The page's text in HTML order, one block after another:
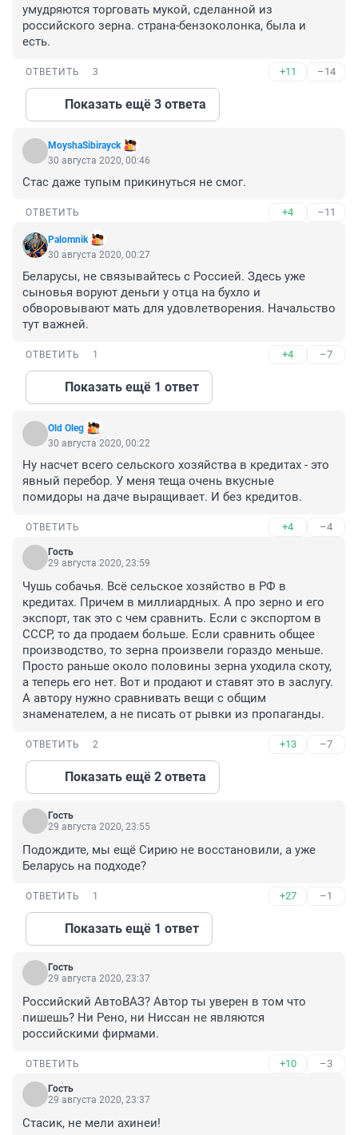
умудряются торговать мукой, сделанной из
российского зерна. страна-бензоколонка, была и
есть.
ОТВЕТИТЬ 3 +11 –14
Показать ещё 3 ответа
MoyshaSibirayck
30 августа 2020, 00:46
Стас даже тупым прикинуться не смог.
ОТВЕТИТЬ +4 –11
Palomnik
30 августа 2020, 00:27
Беларусы, не связывайтесь с Россией. Здесь уже
сыновья воруют деньги у отца на бухло и
обворовывают мать для удовлетворения. Начальство
тут важней.
ОТВЕТИТЬ 1 +4 –7
Показать ещё 1 ответ
Old Oleg
30 августа 2020, 00:22
Ну насчет всего сельского хозяйства в кредитах - это
явный перебор. У меня теща очень вкусные
помидоры на даче выращивает. И без кредитов.
ОТВЕТИТЬ +4 –4
Гость
29 августа 2020, 23:59
Чушь собачья. Всё сельское хозяйство в РФ в
кредитах. Причем в миллиардных. А про зерно и его
экспорт, так это с чем сравнить. Если с экспортом в
СССР, то да продаем больше. Если сравнить общее
производство, то зерна произвели гораздо меньше.
Просто раньше около половины зерна уходила скоту,
а теперь его нет. Вот и продают и ставят это в заслугу.
А автору нужно сравнивать вещи с общим
знаменателем, а не писать от рывки из пропаганды.
ОТВЕТИТЬ 2 +13 –7
Показать ещё 2 ответа
Гость
29 августа 2020, 23:55
Подождите, мы ещё Сирию не восстановили, а уже
Беларусь на подходе?
ОТВЕТИТЬ 1 +27 –1
Показать ещё 1 ответ
Гость
29 августа 2020, 23:37
Российский АвтоВАЗ? Автор ты уверен в том что
пишешь? Ни Рено, ни Ниссан не являются
российскими фирмами.
ОТВЕТИТЬ +10 –3
Гость
29 августа 2020, 23:37
Стасик, не мели ахинеи!